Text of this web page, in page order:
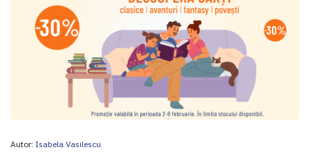
Autor: Isabela Vasilescu